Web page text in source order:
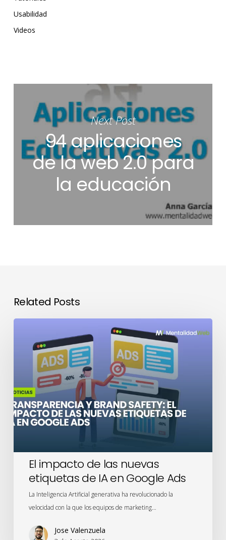
Usabilidad
Videos
Next Post
94 aplicaciones
de la web 2.0 para
la educación
Related Posts
El
nuevas
etiquetas
de
IA
en
Ads
El impacto de las nuevas
etiquetas de IA en Google Ads
La Inteligencia Artificial generativa ha revolucionado la
velocidad con la que los equipos de marketing…
Jose Valenzuela